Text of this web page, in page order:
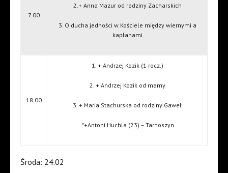
7.00
2.+ Anna Mazur od rodziny Zacharskich
3. O ducha jedności w Kościele między wiernymi a
kapłanami
18.00
1. + Andrzej Kozik (1 rocz.)
2. + Andrzej Kozik od mamy
3. + Maria Stachurska od rodziny Gaweł
*+Antoni Huchla (23) – Tarnoszyn
Środa: 24.02